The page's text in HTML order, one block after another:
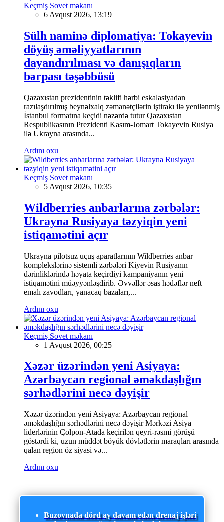
Keçmiş Sovet məkanı
6 Avqust 2026, 13:19
Sülh naminə diplomatiya: Tokayevin
döyüş əməliyyatlarının
dayandırılması və danışıqların
bərpası təşəbbüsü
Qazaxıstan prezidentinin təklifi hərbi eskalasiyadan
razılaşdırılmış beynəlxalq zəmanətçilərin iştirakı ilə yenilənmiş
İstanbul formatına keçidi nəzərdə tutur Qazaxıstan
Respublikasının Prezidenti Kasım-Jomart Tokayevin Rusiya
ilə Ukrayna arasında...
Ardını oxu
Keçmiş Sovet məkanı
5 Avqust 2026, 10:35
Wildberries anbarlarına zərbələr:
Ukrayna Rusiyaya təzyiqin yeni
istiqamətini açır
Ukrayna pilotsuz uçuş aparatlarının Wildberries anbar
komplekslərinə sistemli zərbələri Kiyevin Rusiyanın
dərinliklərində həyata keçirdiyi kampaniyanın yeni
istiqamətini müəyyənləşdirib. Əvvəllər əsas hədəflər neft
emalı zavodları, yanacaq bazaları,...
Ardını oxu
Keçmiş Sovet məkanı
1 Avqust 2026, 00:25
Xəzər üzərindən yeni Asiyaya:
Azərbaycan regional əməkdaşlığın
sərhədlərini necə dəyişir
Xəzər üzərindən yeni Asiyaya: Azərbaycan regional
əməkdaşlığın sərhədlərini necə dəyişir Mərkəzi Asiya
liderlərinin Çolpon-Atada keçirilən qeyri-rəsmi görüşü
göstərdi ki, uzun müddət böyük dövlətlərin maraqları arasında
qalan region öz siyasi və...
Ardını oxu
Buzovnada dörd ay davam edən drenaj işləri